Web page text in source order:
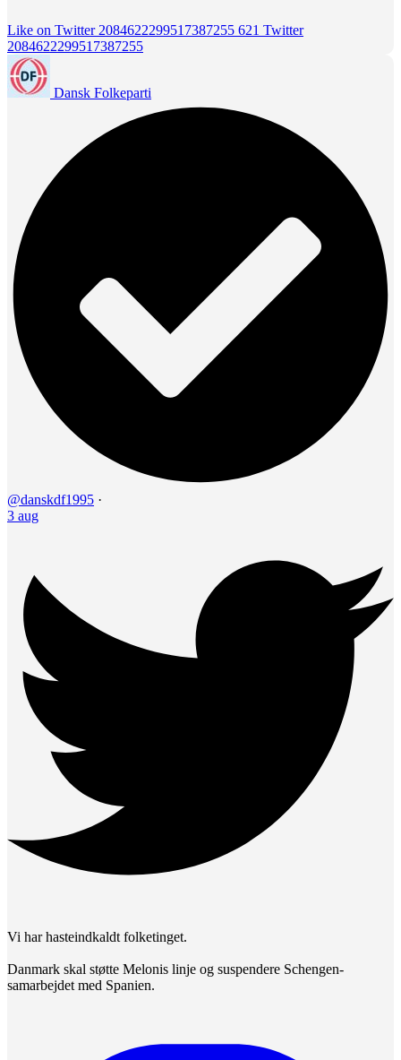
Like on Twitter 2084622299517387255 621 Twitter
2084622299517387255
Dansk Folkeparti
@danskdf1995 ·
3 aug
Vi har hasteindkaldt folketinget.
Danmark skal støtte Melonis linje og suspendere Schengen-
samarbejdet med Spanien.